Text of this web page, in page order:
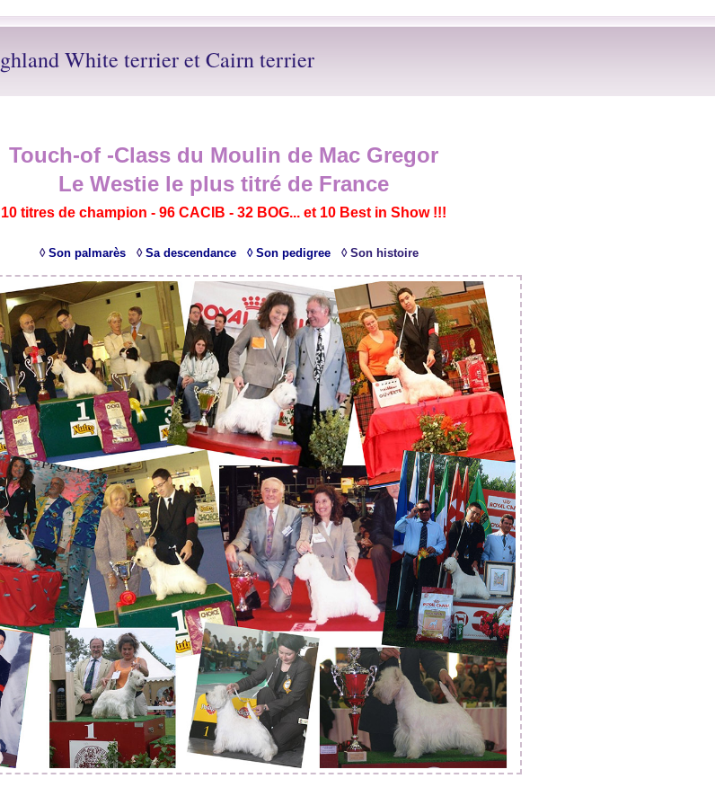
White terrier et Cairn terrier
Touch-of -Class du Moulin de Mac Gregor
Le Westie le plus titré de France
10 titres de champion - 96 CACIB - 32 BOG... et 10 Best in Show !!!
◊ Son palmarès ◊ Sa descendance ◊ Son pedigree ◊ Son histoire